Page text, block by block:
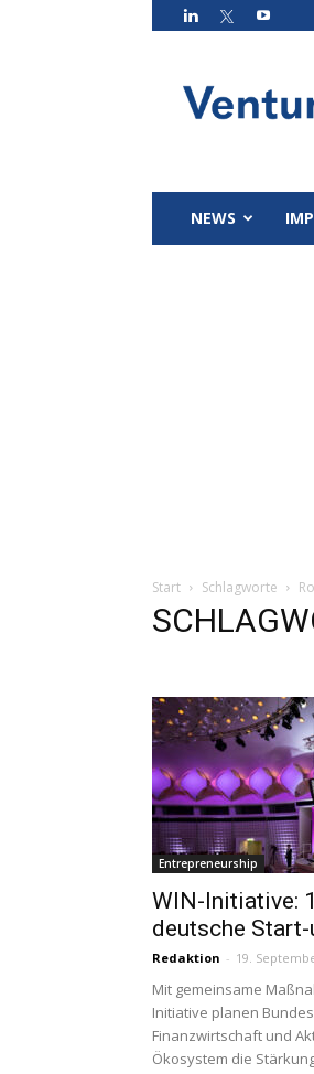
Magazin
NEWS
Start Schlagworte
Entrepreneurship
WIN-Initiative:
deutsche Start-
Redaktion - 19.
Mit gemeinsame
Initiative planen
Finanzwirtschaft und
Ökosystem die